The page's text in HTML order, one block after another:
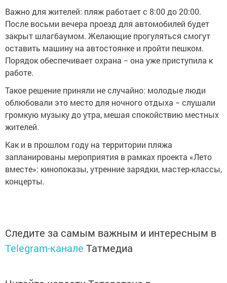
Важно для жителей: пляж работает с 8:00 до 20:00.
После восьми вечера проезд для автомобилей будет
закрыт шлагбаумом. Желающие прогуляться смогут
оставить машину на автостоянке и пройти пешком.
Порядок обеспечивает охрана − она уже приступила к
работе.
Такое решение приняли не случайно: молодые люди
облюбовали это место для ночного отдыха − слушали
громкую музыку до утра, мешая спокойствию местных
жителей.
Как и в прошлом году на территории пляжа
запланированы мероприятия в рамках проекта «Лето
вместе»: кинопоказы, утренние зарядки, мастер-классы,
концерты.
Следите за самым важным и интересным в
Telegram-канале Татмедиа